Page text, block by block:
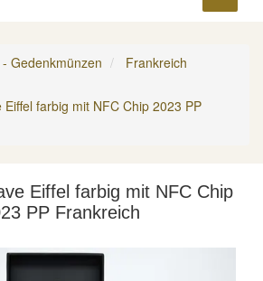
- Gedenkmünzen
Frankreich
farbig mit NFC Chip 2023 PP
Eiffel farbig mit NFC Chip
PP Frankreich